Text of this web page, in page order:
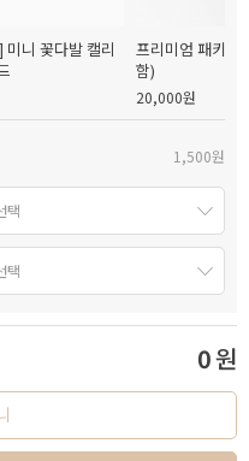
미니 꽃다발 캘리
프리미엄 패키지
함)
20,000원
1,500원
0원